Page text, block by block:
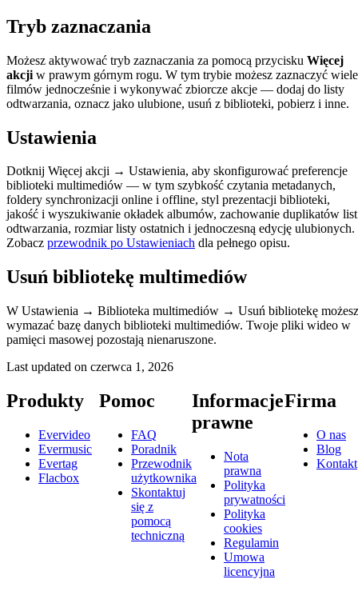
Tryb zaznaczania
Możesz aktywować tryb zaznaczania za pomocą przycisku Więcej
akcji w prawym górnym rogu. W tym trybie możesz zaznaczyć wiele
filmów jednocześnie i wykonywać zbiorcze akcje — dodaj do listy
odtwarzania, oznacz jako ulubione, usuń z biblioteki, pobierz i inne.
Ustawienia
Dotknij Więcej akcji → Ustawienia, aby skonfigurować preferencje
biblioteki multimediów — w tym szybkość czytania metadanych,
foldery synchronizacji online i offline, styl prezentacji biblioteki,
jakość i wyszukiwanie okładek albumów, zachowanie duplikatów list
odtwarzania, rozmiar listy ostatnich i jednoczesną edycję ulubionych.
Zobacz przewodnik po Ustawieniach dla pełnego opisu.
Usuń bibliotekę multimediów
W Ustawienia → Biblioteka multimediów → Usuń bibliotekę możesz
wymazać bazę danych biblioteki multimediów. Twoje pliki wideo w
pamięci masowej pozostają nienaruszone.
Last updated on czerwca 1, 2026
Produkty
Evervideo
Evermusic
Evertag
Flacbox
Pomoc
FAQ
Poradnik
Przewodnik
użytkownika
Skontaktuj
się z
pomocą
techniczną
Informacje
prawne
Nota
prawna
Polityka
prywatności
Polityka
cookies
Regulamin
Umowa
licencyjna
Firma
O nas
Blog
Kontakt